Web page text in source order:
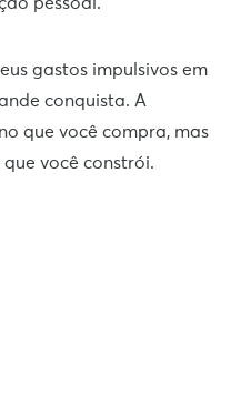
gastos impulsivos em
conquista. A
que você compra, mas
você constrói.